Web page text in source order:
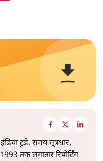
टुडे, समय सूत्रधार,
तक लगातार रिपोर्टिंग